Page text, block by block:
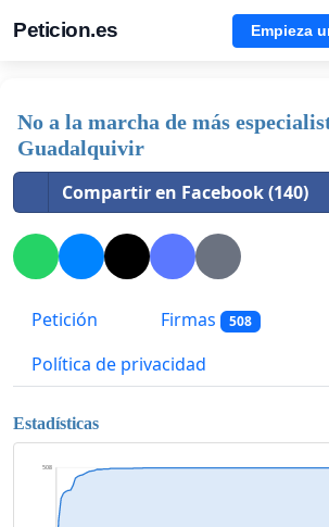
Peticion.es Empieza
No a la marcha de más
Guadalquivir
Compartir en Facebook (140)
Petición Firmas 508
Política de privacidad
Estadísticas
508